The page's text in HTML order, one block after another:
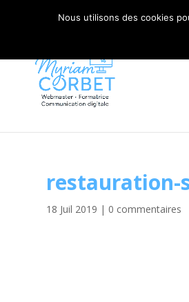
06 79 42 10 00
restauration-
18 Juil 2019 | 0 commentaires
Nous utilisons des cookies